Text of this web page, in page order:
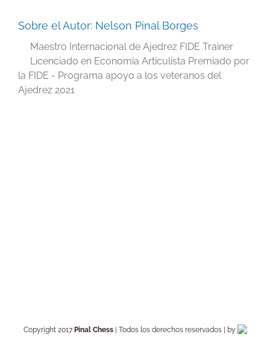
Sobre el Autor: Nelson Pinal Borges
Maestro Internacional de Ajedrez FIDE Trainer
Licenciado en Economía Articulista Premiado por
la FIDE - Programa apoyo a los veteranos del
Ajedrez 2021
Copyright 2017 Pinal Chess| Todos los derechos reservados | by